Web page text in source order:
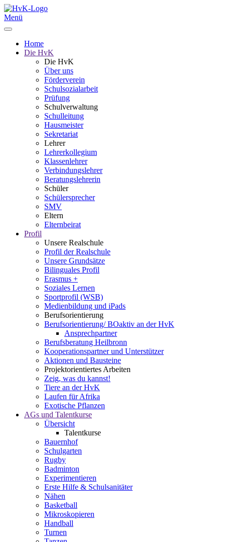
Menü
Home
Die HvK
Die HvK
Über uns
Förderverein
Schulsozialarbeit
Prüfung
Schulverwaltung
Schulleitung
Hausmeister
Sekretariat
Lehrer
Lehrerkollegium
Klassenlehrer
Verbindungslehrer
Beratungslehrerin
Schüler
Schülersprecher
SMV
Eltern
Elternbeirat
Profil
Unsere Realschule
Profil der Realschule
Unsere Grundsätze
Bilinguales Profil
Erasmus +
Soziales Lernen
Sportprofil (WSB)
Medienbildung und iPads
Berufsorientierung
Berufsorientierung/ BOaktiv an der HvK
Ansprechpartner
Berufsberatung Heilbronn
Kooperationspartner und Unterstützer
Aktionen und Bausteine
Projektorientiertes Arbeiten
Zeig, was du kannst!
Tiere an der HvK
Laufen für Afrika
Exotische Pflanzen
AGs und Talentkurse
Übersicht
Talentkurse
Bauernhof
Schulgarten
Rugby
Badminton
Experimentieren
Erste Hilfe & Schulsanitäter
Nähen
Basketball
Mikroskopieren
Handball
Turnen